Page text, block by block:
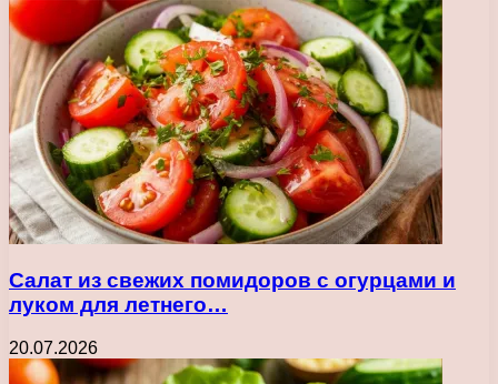
Салат из свежих помидоров с огурцами и
луком для летнего…
20.07.2026